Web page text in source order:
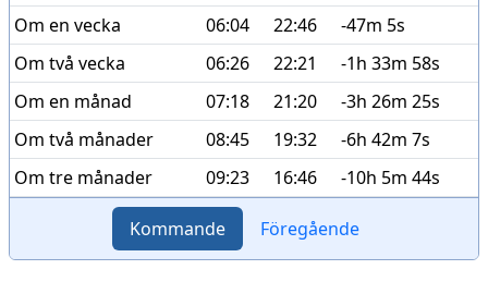
Om en vecka
06:04 22:46
-47m 5s
Om två vecka
06:26 22:21
-1h 33m 58s
Om en månad
07:18 21:20
-3h 26m 25s
Om två månader
08:45 19:32
-6h 42m 7s
Om tre månader
09:23 16:46 -10h 5m 44s
Kommande Föregående